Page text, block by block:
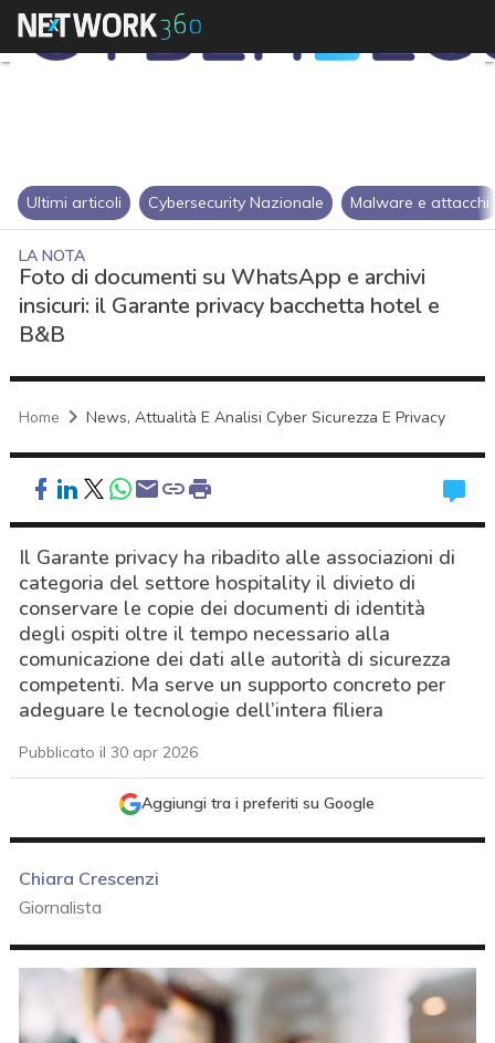
Ultimi articoli Cybersecurity Nazionale Malware e attacchi
LA NOTA
Foto di documenti su WhatsApp e archivi
insicuri: il Garante privacy bacchetta hotel e
B&B
Home News, Attualità E Analisi Cyber Sicurezza E Privacy
Il Garante privacy ha ribadito alle associazioni di
categoria del settore hospitality il divieto di
conservare le copie dei documenti di identità
degli ospiti oltre il tempo necessario alla
comunicazione dei dati alle autorità di sicurezza
competenti. Ma serve un supporto concreto per
adeguare le tecnologie dell’intera filiera
Pubblicato il 30 apr 2026
Aggiungi tra i preferiti su Google
Chiara Crescenzi
Giornalista